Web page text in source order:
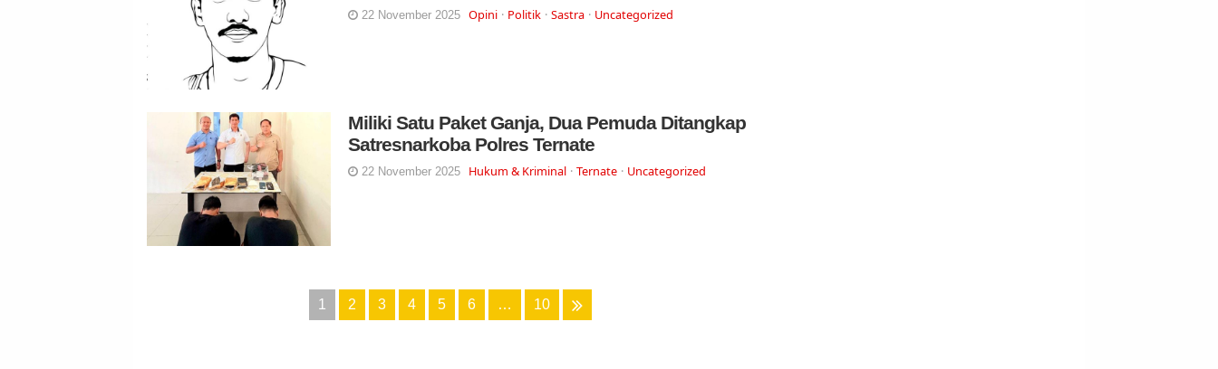
22 November 2025 Opini Politik Sastra Uncategorized
Miliki Satu Paket Ganja, Dua Pemuda Ditangkap
Satresnarkoba Polres Ternate
22 November 2025 Hukum & Kriminal Ternate Uncategorized
1 2 3 4 5 6 … 10